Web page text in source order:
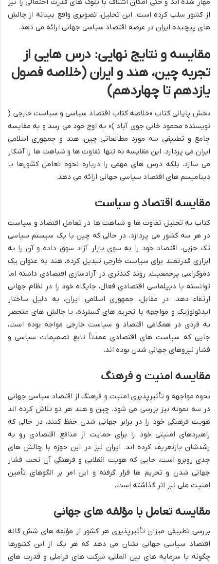
مهار شده اند و حتی امکان ائتلاف با بلوک های قدرت احتمالی را نیز
از کشور سلب کرده است. این تحلیل، تصویری واقع بینانه از چالش
های پیچیده ایران در عرصه اقتصاد سیاسی جهانی ارائه می دهد.
مقایسه و نتایج نهایی: درس هایی از
تجربه چین، هند و ایران (خلاصه فصول
یازدهم تا چهاردهم)
بخش پایانی کتاب «خلاصه کتاب اقتصاد سیاسی و سیاست خارجی (
نویسنده محمود خانی جوی آباد )» به اوج خود می رسد و به مقایسه
جامع و تطبیقی سه مورد مطالعاتی چین، هند و جمهوری اسلامی
ایران می پردازد. این مقایسه نه تنها تفاوت ها و شباهت ها را آشکار
می سازد، بلکه درس های مهمی را درباره نحوه تعامل کشورها با
دینامیسم های اقتصاد سیاسی جهانی ارائه می دهد.
مقایسه اقتصاد و سیاست
کتاب به تحلیل تفاوت ها و شباهت ها در تعامل اقتصاد و سیاست
در هر سه کشور می پردازد. در حالی که چین با یک سیستم سیاسی
تک حزبی، اقتصاد خود را به سوی بازار آزاد سوق داده و آن را به
ابزاری قدرتمند برای سیاست خارجی تبدیل کرده، هند به عنوان یک
دموکراسی پرجمعیت، روند کندتری در آزادسازی اقتصادی داشته اما
توانسته با دیپلماسی اقتصادی فعال، جایگاه خود را در نظام جهانی
ارتقاء دهد. در مقابل، جمهوری اسلامی ایران، به دلیل ساختار
ایدئولوژیک و مواجهه با تحریم های گسترده، با چالش های منحصر
به فردی در همگامی اقتصاد و سیاست خارجی مواجه بوده است،
جایی که سیاست های اقتصادی عمدتاً تابع تصمیمات سیاسی و
فشار نیروهای جهانی شدن بوده اند.
مقایسه امنیت و فرهنگ
نحوه مواجهه و تأثیرپذیری امنیت و فرهنگ از اقتصاد سیاسی جهانی
در سه نمونه نیز بررسی می شود. چین و هند هر دو تلاش کرده اند
هویت فرهنگی خود را در برابر جهانی شدن حفظ کنند، در حالی که
راهبردهای امنیتی خود را برای حمایت از منافع اقتصادی رو به
رشدشان بازتعریف کرده اند. ایران نیز در این حوزه با چالش های
جدی روبرو است، جایی که هویت انقلابی و فرهنگی آن تحت فشار
جهانی شدن و تحریم ها قرار گرفته و این امر بر الگوهای تأمین
امنیت ملی نیز اثر گذاشته است.
مقایسه تعامل با مؤلفه های جهانی
بررسی تطبیقی میزان تأثیرپذیری هر کشور از مؤلفه های شش گانه
اقتصاد سیاسی جهانی نشان می دهد که هر یک از این کشورها
چگونه با سرمایه های بین المللی، شرکت های فراملی و قدرت های